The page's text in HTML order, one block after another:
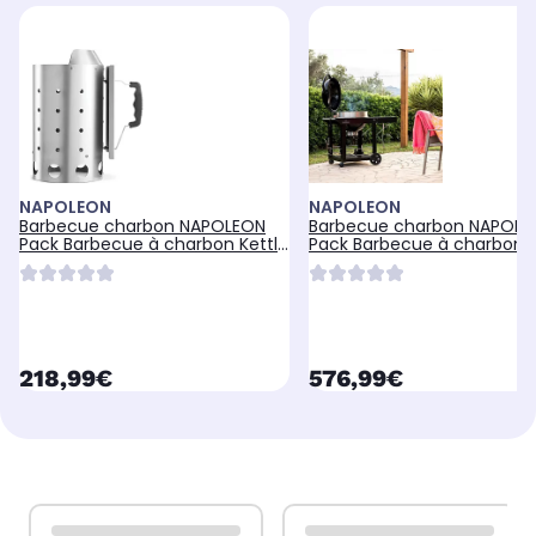
NAPOLEON
Barbecue charbon NAPOLEON
Pack Barbecue à charbon Kettle
Premium 4
currentPrice
218,99€
NAPOLEON
Barbecue charbon
Pack Barbecue à charbon
PRO 57cm
currentPrice
576,99€